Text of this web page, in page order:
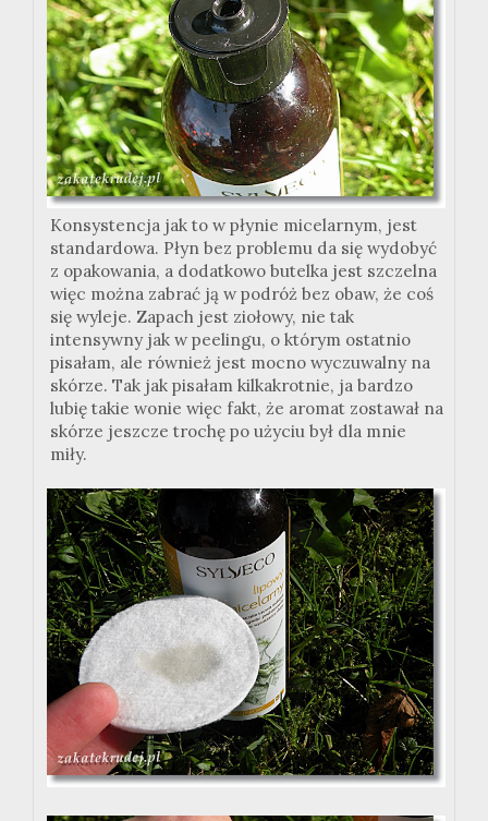
Konsystencja jak to w płynie micelarnym, jest
standardowa. Płyn bez problemu da się wydobyć
z opakowania, a dodatkowo butelka jest szczelna
więc można zabrać ją w podróż bez obaw, że coś
się wyleje. Zapach jest ziołowy, nie tak
intensywny jak w peelingu, o którym ostatnio
pisałam, ale również jest mocno wyczuwalny na
skórze. Tak jak pisałam kilkakrotnie, ja bardzo
lubię takie wonie więc fakt, że aromat zostawał na
skórze jeszcze trochę po użyciu był dla mnie
miły.